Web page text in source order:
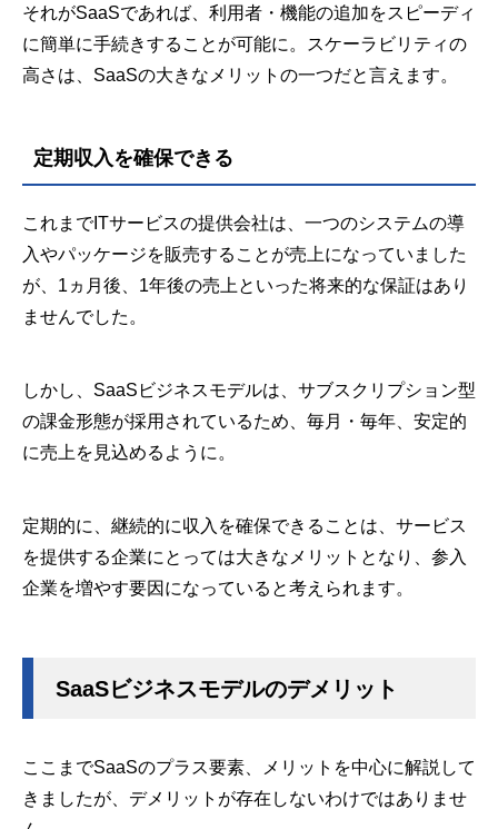
それがSaaSであれば、利用者・機能の追加をスピーディ
に簡単に手続きすることが可能に。スケーラビリティの
高さは、SaaSの大きなメリットの一つだと言えます。
定期収入を確保できる
これまでITサービスの提供会社は、一つのシステムの導
入やパッケージを販売することが売上になっていました
が、1ヵ月後、1年後の売上といった将来的な保証はあり
ませんでした。
しかし、SaaSビジネスモデルは、サブスクリプション型
の課金形態が採用されているため、毎月・毎年、安定的
に売上を見込めるように。
定期的に、継続的に収入を確保できることは、サービス
を提供する企業にとっては大きなメリットとなり、参入
企業を増やす要因になっていると考えられます。
SaaSビジネスモデルのデメリット
ここまでSaaSのプラス要素、メリットを中心に解説して
きましたが、デメリットが存在しないわけではありませ